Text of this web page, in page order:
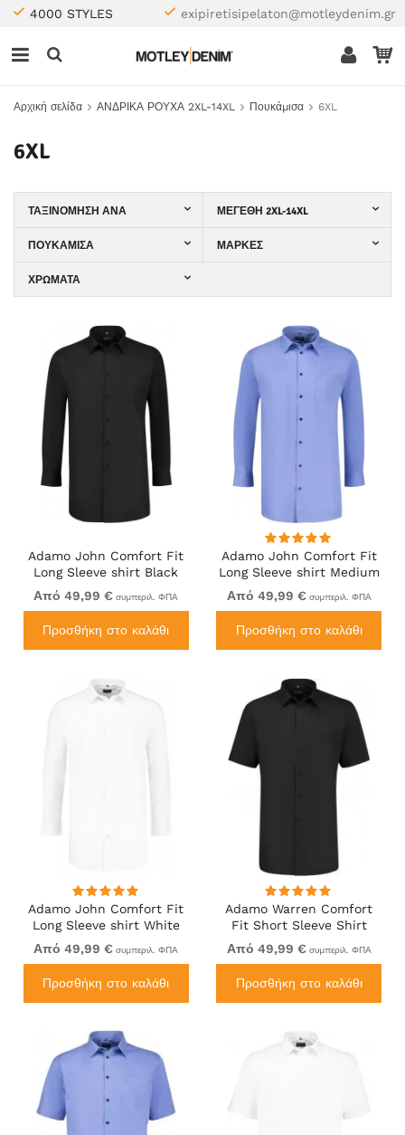
4000 STYLES exipiretisipelaton@motleydenim.gr
Αρχική σελίδα ΑΝΔΡΙΚΑ ΡΟΥΧΑ 2XL-14XL Πουκάμισα 6XL
6XL
ΤΑΞΙΝΌΜΗΣΗ ΑΝΆ ΜΕΓΈΘΗ 2XL-14XL
ΠΟΥΚΆΜΙΣΑ ΜΆΡΚΕΣ
ΧΡΏΜΑΤΑ
Adamo John Comfort Fit
Long Sleeve shirt Black
Από 49,99 € συμπεριλ. ΦΠΑ
Προσθήκη στο καλάθι
Adamo John Comfort Fit
Long Sleeve shirt Medium
Blue
Από 49,99 € συμπεριλ. ΦΠΑ
Προσθήκη στο καλάθι
Adamo John Comfort Fit
Long Sleeve shirt White
Από 49,99 € συμπεριλ. ΦΠΑ
Προσθήκη στο καλάθι
Adamo Warren Comfort
Fit Short Sleeve Shirt
Black
Από 49,99 € συμπεριλ. ΦΠΑ
Προσθήκη στο καλάθι